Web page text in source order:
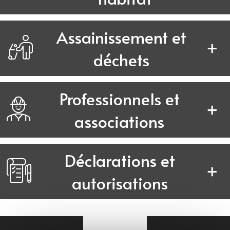
Assainissement et
déchets
Professionnels et
associations
Déclarations et
autorisations